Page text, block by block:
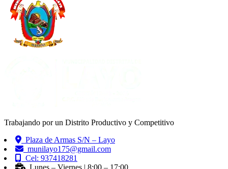
Trabajando por un Distrito Productivo y Competitivo
Plaza de Armas S/N – Layo
munilayo175@gmail.com
Cel: 937418281